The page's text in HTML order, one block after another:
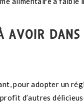
AVOIR
pour adopter un
d’autres